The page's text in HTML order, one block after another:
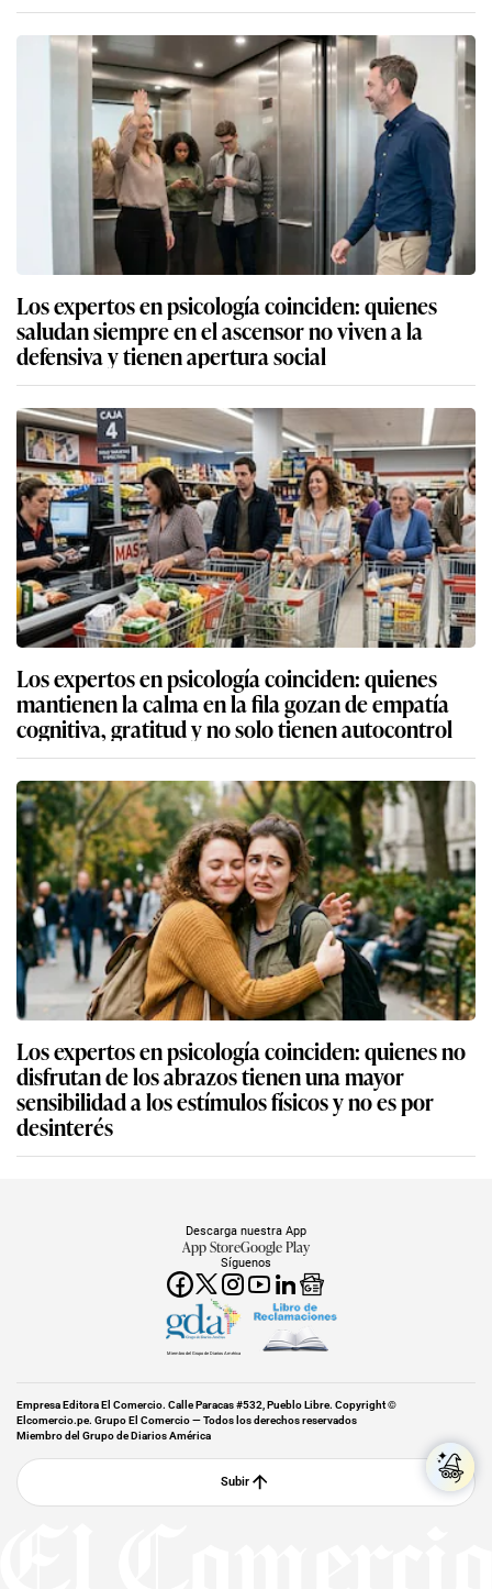
Los expertos en psicología coinciden: quienes
saludan siempre en el ascensor no viven a la
defensiva y tienen apertura social
Los expertos en psicología coinciden: quienes
mantienen la calma en la fila gozan de empatía
cognitiva, gratitud y no solo tienen autocontrol
Los expertos en psicología coinciden: quienes no
disfrutan de los abrazos tienen una mayor
sensibilidad a los estímulos físicos y no es por
desinterés
Síguenos
Descarga nuestra App
App StoreGoogle Play
Miembro del Grupo de Diarios América
Empresa Editora El Comercio. Calle Paracas #532, Pueblo Libre. Copyright ©
Elcomercio.pe. Grupo El Comercio — Todos los derechos reservados
Miembro del Grupo de Diarios América
Subir